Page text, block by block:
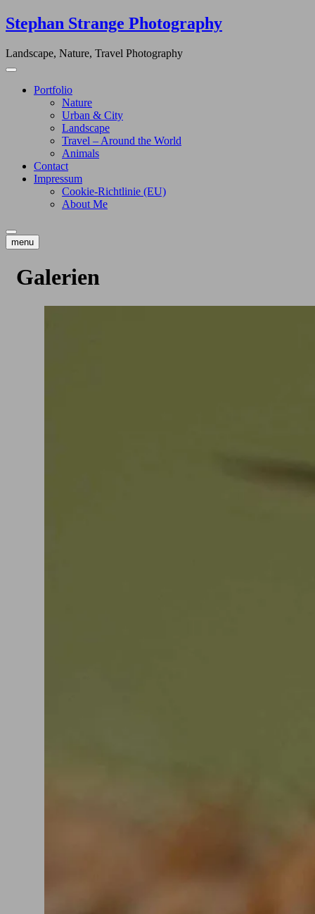
Skip
to
Stephan Strange Photography
Landscape, Nature, Travel Photography
Portfolio
Nature
Urban & City
Landscape
Travel – Around the World
Animals
Contact
Impressum
Cookie-Richtlinie (EU)
About Me
menu
Galerien